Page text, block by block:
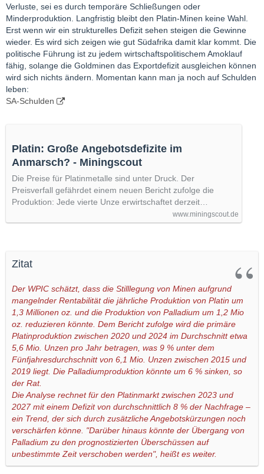
Verluste, sei es durch temporäre Schließungen oder
Minderproduktion. Langfristig bleibt den Platin-Minen keine Wahl.
Erst wenn wir ein strukturelles Defizit sehen steigen die Gewinne
wieder. Es wird sich zeigen wie gut Südafrika damit klar kommt. Die
politische Führung ist zu jedem wirtschaftspolitischem Amoklauf
fähig, solange die Goldminen das Exportdefizit ausgleichen können
wird sich nichts ändern. Momentan kann man ja noch auf Schulden
leben:
SA-Schulden
Platin: Große Angebotsdefizite im
Anmarsch? - Miningscout
Die Preise für Platinmetalle sind unter Druck. Der
Preisverfall gefährdet einem neuen Bericht zufolge die
Produktion: Jede vierte Unze erwirtschaftet derzeit…
www.miningscout.de
Zitat
Der WPIC schätzt, dass die Stilllegung von Minen aufgrund
mangelnder Rentabilität die jährliche Produktion von Platin um
1,3 Millionen oz. und die Produktion von Palladium um 1,2 Mio
oz. reduzieren könnte. Dem Bericht zufolge wird die primäre
Platinproduktion zwischen 2020 und 2024 im Durchschnitt etwa
5,6 Mio. Unzen pro Jahr betragen, was 9 % unter dem
Fünfjahresdurchschnitt von 6,1 Mio. Unzen zwischen 2015 und
2019 liegt. Die Palladiumproduktion könnte um 6 % sinken, so
der Rat.
Die Analyse rechnet für den Platinmarkt zwischen 2023 und
2027 mit einem Defizit von durchschnittlich 8 % der Nachfrage –
ein Trend, der sich durch zusätzliche Angebotskürzungen noch
verschärfen könne. "Darüber hinaus könnte der Übergang von
Palladium zu den prognostizierten Überschüssen auf
unbestimmte Zeit verschoben werden", heißt es weiter.